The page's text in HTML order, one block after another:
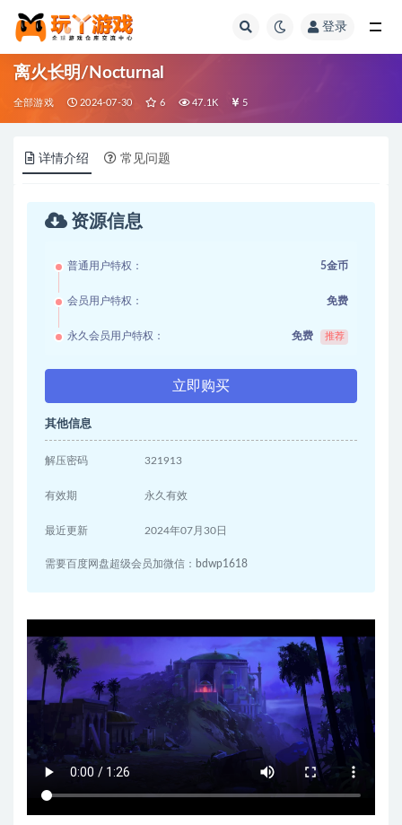
登录
离火长明/Nocturnal
全部游戏 2024-07-30 6 47.1K 5
详情介绍 常见问题
资源信息
普通用户特权： 5金币
会员用户特权： 免费
永久会员用户特权： 免费 推荐
立即购买
其他信息
解压密码 321913
有效期 永久有效
最近更新 2024年07月30日
需要百度网盘超级会员加微信：bdwp1618